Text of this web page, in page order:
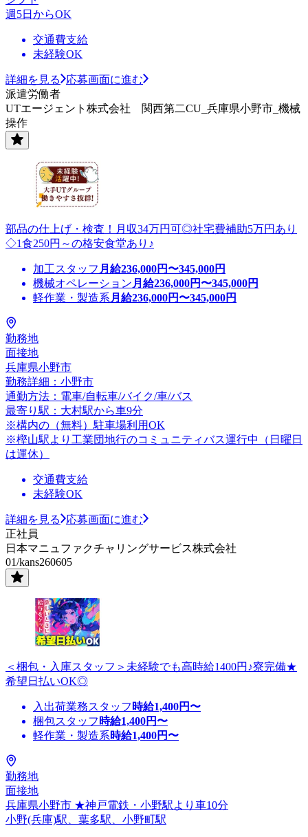
週5日からOK
交通費支給
未経験OK
詳細を見る
応募画面に進む
派遣労働者
UTエージェント株式会社 関西第二CU_兵庫県小野市_機械
操作
部品の仕上げ・検査！月収34万円可◎社宅費補助5万円あり
◇1食250円～の格安食堂あり♪
加工スタッフ 月給236,000円〜345,000円
機械オペレーション 月給236,000円〜345,000円
軽作業・製造系 月給236,000円〜345,000円
勤務地
面接地
兵庫県小野市
勤務詳細：小野市
通勤方法：電車/自転車/バイク/車/バス
最寄り駅：大村駅から車9分
※構内の（無料）駐車場利用OK
※樫山駅より工業団地行のコミュニティバス運行中（日曜日
は運休）
交通費支給
未経験OK
詳細を見る
応募画面に進む
正社員
日本マニュファクチャリングサービス株式会社
01/kans260605
＜梱包・入庫スタッフ＞未経験でも高時給1400円♪寮完備★
希望日払いOK◎
入出荷業務スタッフ 時給1,400円〜
梱包スタッフ 時給1,400円〜
軽作業・製造系時給1,400円〜
勤務地
面接地
兵庫県小野市 ★神戸電鉄・小野駅より車10分
小野(兵庫)駅、葉多駅、小野町駅